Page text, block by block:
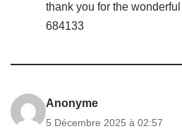
thank you for the
684133
Anonyme
5 Décembre 2025 à 02:57